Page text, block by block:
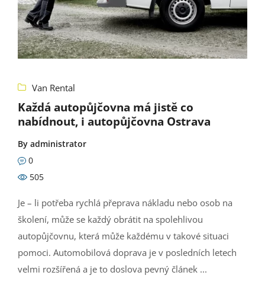
Van Rental
Každá autopůjčovna má jistě co
nabídnout, i autopůjčovna Ostrava
By administrator
0
505
Je – li potřeba rychlá přeprava nákladu nebo osob na
školení, může se každý obrátit na spolehlivou
autopůjčovnu, která může každému v takové situaci
pomoci. Automobilová doprava je v posledních letech
velmi rozšířená a je to doslova pevný článek ...